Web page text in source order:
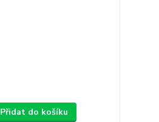
Přidat do košíku